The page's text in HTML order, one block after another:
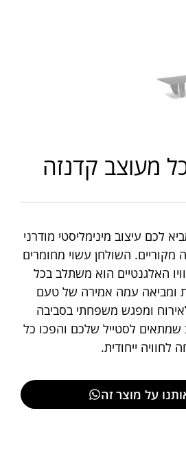
מעוצב קדנזה
לכם עיצוב מינימליסטי מודרני
מקוריים. השולחן עשוי מחומרים
האלגנטיים הוא משתלב בכל
ומביאה עמה אמירה של טעם
ומפגש משפחתי בסביבה
שמתאים לסטייל שלכם והפכו כל
לחוויה ייחודית.
על מוצר זה